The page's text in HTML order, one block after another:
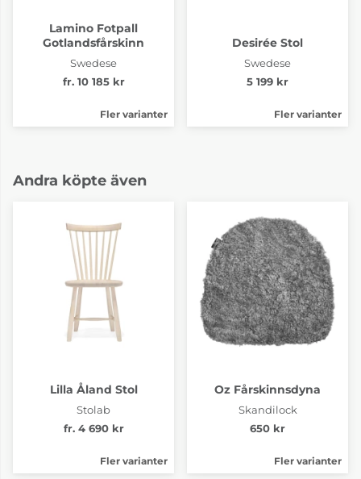
Lamino Fotpall
Gotlandsfårskinn
Swedese
fr. 10 185 kr
Fler varianter
Desirée Stol
Swedese
5 199 kr
Fler varianter
Andra köpte även
Lilla Åland Stol
Stolab
fr. 4 690 kr
Fler varianter
Oz Fårskinnsdyna
Skandilock
650 kr
Fler varianter